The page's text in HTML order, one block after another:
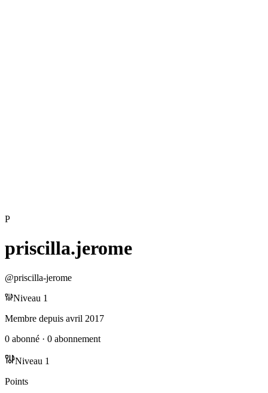
P
priscilla.jerome
@priscilla-jerome
Niveau 1
Membre depuis avril 2017
0 abonné · 0 abonnement
Niveau 1
Points